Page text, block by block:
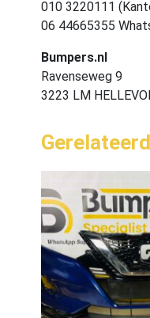
010 3220111
06 44665355
Bumpers.nl
Ravenseweg 9
3223 LM